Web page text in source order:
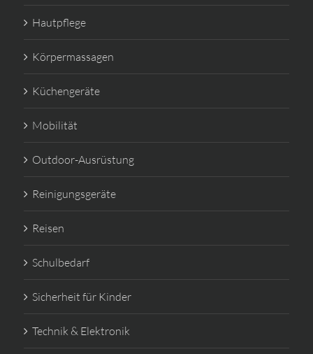
Hautpflege
Körpermassagen
Küchengeräte
Mobilität
Outdoor-Ausrüstung
Reinigungsgeräte
Reisen
Schulbedarf
Sicherheit für Kinder
Technik & Elektronik